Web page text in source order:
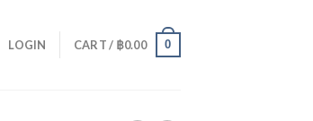
LOGIN CART / ฿0.00 0